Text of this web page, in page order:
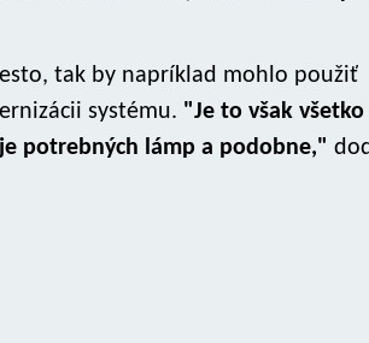
tak by napríklad mohlo použiť
systému. "Je to však všetko
potrebných lámp a podobne,"